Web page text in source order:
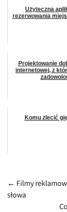
Użyteczna
rezerwowania
Projektowanie
internetowej, z
Komu zlecić
Post
← Filmy
słowa